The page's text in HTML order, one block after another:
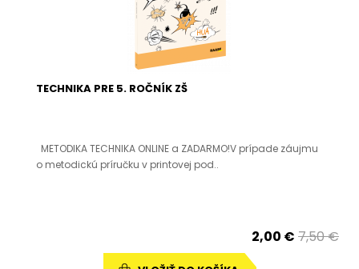
TECHNIKA PRE 5. ROČNÍK ZŠ
METODIKA TECHNIKA ONLINE a ZADARMO!V prípade záujmu
o metodickú príručku v printovej pod..
2,00 € 7,50 €